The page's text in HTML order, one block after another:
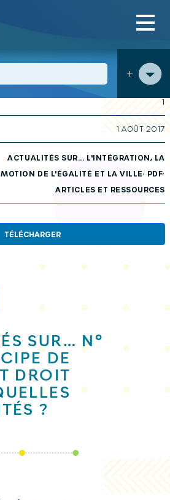
+ 2.13 MB
1
1 AOÛT 2017
ACTUALITÉS SUR... L'INTÉGRATION, LA
DE L'ÉGALITÉ ET LA VILLE, PDF,
ARTICLES ET RESSOURCES
TÉLÉCHARGER
SUR… N°
DE
DROIT
?
cookies